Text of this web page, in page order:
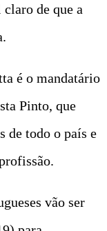
de que a
é o mandatário
Pinto, que
de todo o país e
vão ser